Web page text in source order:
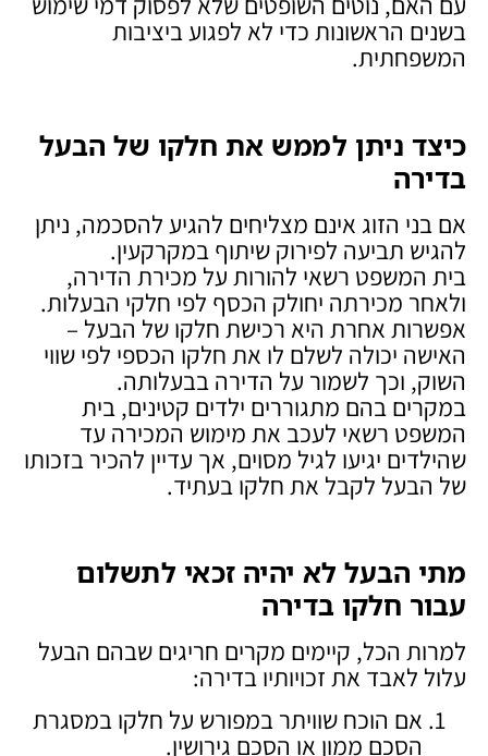
בשנים הראשונות כדי לא לפגוע ביציבות
המשפחתית.
כיצד ניתן לממש את חלקו של הבעל
בדירה
אם בני הזוג אינם מצליחים להגיע להסכמה, ניתן
להגיש תביעה לפירוק שיתוף במקרקעין.
בית המשפט רשאי להורות על מכירת הדירה,
ולאחר מכירתה יחולק הכסף לפי חלקי הבעלות.
אפשרות אחרת היא רכישת חלקו של הבעל –
האישה יכולה לשלם לו את חלקו הכספי לפי שווי
השוק, וכך לשמור על הדירה בבעלותה.
במקרים בהם מתגוררים ילדים קטינים, בית
המשפט רשאי לעכב את מימוש המכירה עד
שהילדים יגיעו לגיל מסוים, אך עדיין להכיר בזכותו
של הבעל לקבל את חלקו בעתיד.
מתי הבעל לא יהיה זכאי לתשלום
עבור חלקו בדירה
למרות הכל, קיימים מקרים חריגים שבהם הבעל
עלול לאבד את זכויותיו בדירה:
אם הוכח שוויתר במפורש על חלקו במסגרת
הסכם ממון או הסכם גירושין.